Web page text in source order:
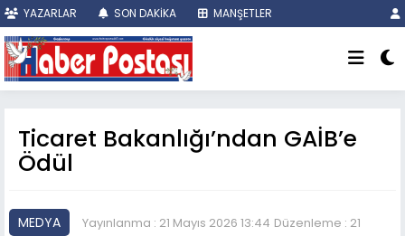
YAZARLAR SON DAKİKA MANŞETLER
Ticaret Bakanlığı’ndan GAİB’e
Ödül
MEDYA Yayınlanma : 21 Mayıs 2026 13:44 Düzenleme : 21